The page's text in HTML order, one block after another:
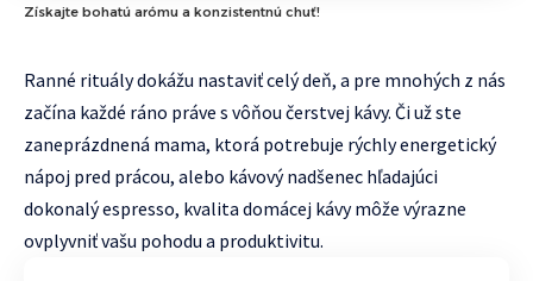
Získajte bohatú arómu a konzistentnú chuť!
Ranné rituály dokážu nastaviť celý deň, a pre mnohých z nás
začína každé ráno práve s vôňou čerstvej kávy. Či už ste
zaneprázdnená mama, ktorá potrebuje rýchly energetický
nápoj pred prácou, alebo kávový nadšenec hľadajúci
dokonalý espresso, kvalita domácej kávy môže výrazne
ovplyvniť vašu pohodu a produktivitu.